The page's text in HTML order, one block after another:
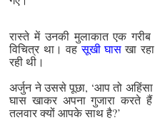
रास्ते में उनकी मुलाकात एक
विचित्र था। वहसूखी घासखा
रही थी।
अर्जुन ने उससे पूछा, ‘आप तो
घास खाकर अपना गुजारा करते
तलवार क्यों आपके साथ है?’